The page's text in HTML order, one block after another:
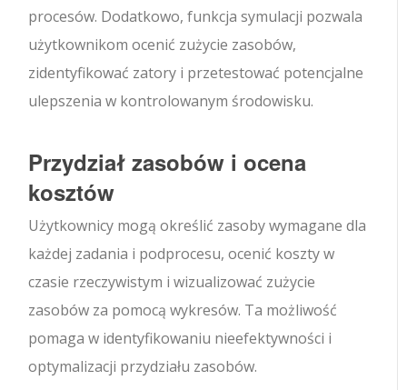
procesów. Dodatkowo, funkcja symulacji pozwala
użytkownikom ocenić zużycie zasobów,
zidentyfikować zatory i przetestować potencjalne
ulepszenia w kontrolowanym środowisku.
Przydział zasobów i ocena
kosztów
Użytkownicy mogą określić zasoby wymagane dla
każdej zadania i podprocesu, ocenić koszty w
czasie rzeczywistym i wizualizować zużycie
zasobów za pomocą wykresów. Ta możliwość
pomaga w identyfikowaniu nieefektywności i
optymalizacji przydziału zasobów.